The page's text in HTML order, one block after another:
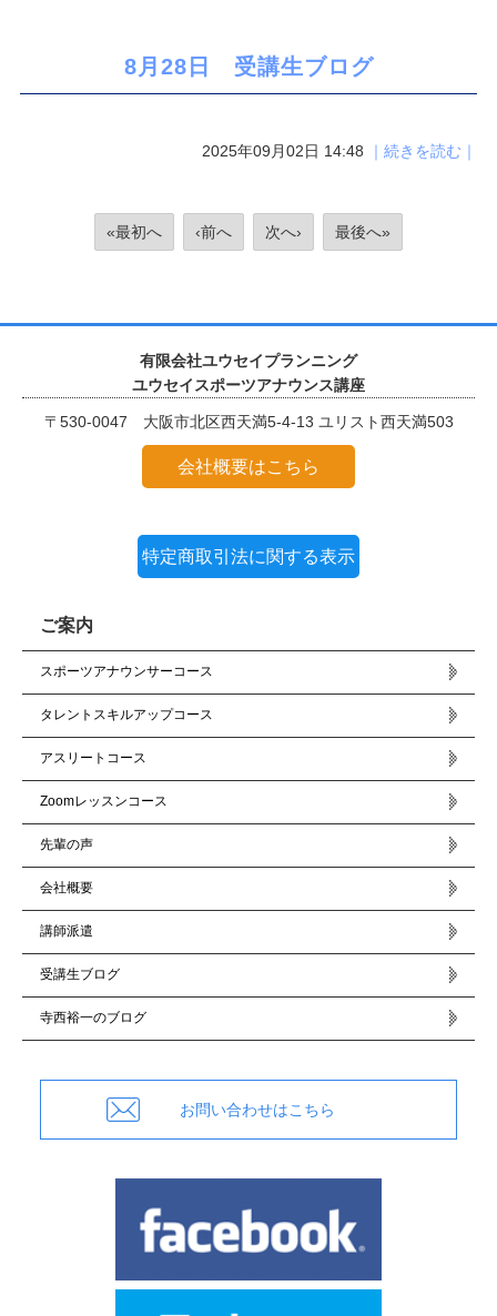
8月28日 受講生ブログ
2025年09月02日 14:48 ｜続きを読む｜
«最初へ ‹前へ 次へ› 最後へ»
有限会社ユウセイプランニング
ユウセイスポーツアナウンス講座
〒530-0047 大阪市北区西天満5-4-13 ユリスト西天満503
会社概要はこちら
特定商取引法に関する表示
ご案内
スポーツアナウンサーコース
タレントスキルアップコース
アスリートコース
Zoomレッスンコース
先輩の声
会社概要
講師派遣
受講生ブログ
寺西裕一のブログ
お問い合わせはこちら